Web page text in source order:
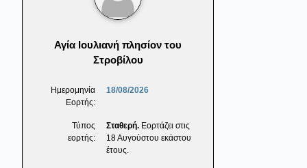
Αγία Ιουλιανή πλησίον του
Στροβίλου
Ημερομηνία
Εορτής:
18/08/2026
Τύπος
εορτής:
Σταθερή. Εορτάζει στις
18 Αυγούστου εκάστου
έτους.